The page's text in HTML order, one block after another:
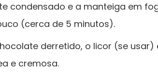
condensado e a manteiga em
(cerca de 5 minutos).
derretido, o licor (se
e cremosa.